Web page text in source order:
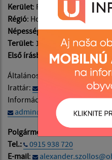
Kerület: Rožňava
Régió: Horný Gemer
Népesség: 649
Terület: 1169 ha
Első írásbeli említés: 1300
Általános információk:
Irattár:
Információ a weboldal
admin@obeccucma.sk
Polgármester:
Tel.:
0915 938 720
E-mail: